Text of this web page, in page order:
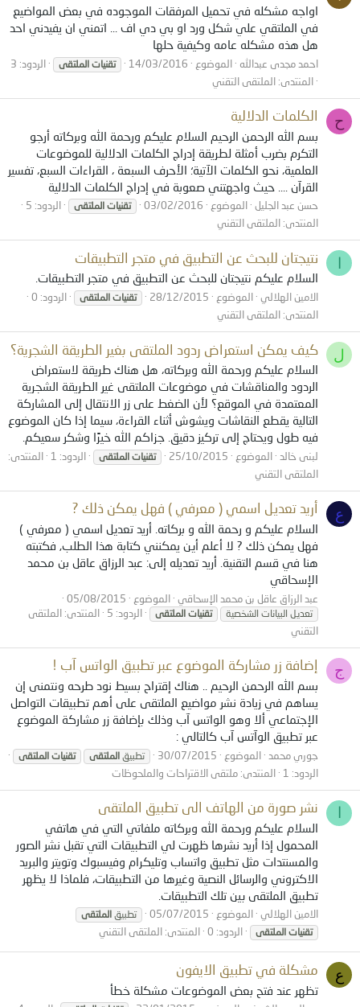
اواجه مشكله في تحميل المرفقات الموجوده في بعض المواضيع
في الملتقي علي شكل ورد او بي دي اف ... اتمني ان يفيدني احد
هل هذه مشكله عامه وكيفية حلها
احمد مجدى عبدالله الموضوع 14/03/2016 تقنيات الملتقى
الردود: 3
المنتدى: الملتقى التقني
ح الكلمات الدلالية
بسم الله الرحمن الرحيم السلام عليكم ورحمة الله وبركاته أرجو
التكرم بضرب أمثلة لطريقة إدراج الكلمات الدلالية للموضوعات
العلمية، نحو الكلمات الآتية؛ الأحرف السبعة ، القراءات السبع، تفسير
القرآن .... حيث واجهتني صعوبة في إدراج الكلمات الدلالية
حسن عبد الجليل الموضوع 03/02/2016 تقنيات الملتقى
الردود: 5
المنتدى: الملتقى التقني
نتيجتان للبحث عن التطبيق في متجر التطبيقات
السلام عليكم نتيجتان للبحث عن التطبيق في متجر التطبيقات.
الامين الهلالي الموضوع 28/12/2015 تقنيات الملتقى
الردود: 0
المنتدى: الملتقى التقني
ل كيف يمكن استعراض ردود الملتقى بغير الطريقة الشجرية؟
السلام عليكم ورحمة الله وبركاته، هل هناك طريقة لاستعراض
الردود والمناقشات في موضوعات الملتقى غير الطريقة الشجرية
المعتمدة في الموقع؟ لأن الضغط على زر الانتقال إلى المشاركة
التالية يقطع النقاشات ويشوش أثناء القراءة، سيما إذا كان الموضوع
فيه طول ويحتاج إلى تركيز دقيق. جزاكم الله خيرًا وشكر سعيكم.
لبنى خالد الموضوع 25/10/2015 تقنيات الملتقى الردود: 1
المنتدى:
الملتقى التقني
ع أريد تعديل اسمي ( معرفي ) فهل يمكن ذلك ?
السلام عليكم و رحمة الله و بركاته. أريد تعديل اسمي ( معرفي )
فهل يمكن ذلك ? لا أعلم أين يمكنني كتابة هذا الطلب, فكتبته
هنا في قسم التقنية. أريد تعديله إلى: عبد الرزاق عاقل بن محمد
الإسحاقي
عبد الرزاق عاقل بن محمد الإسحاقي الموضوع 05/08/2015
تعديل البيانات الشخصية تقنيات الملتقى الردود: 5 المنتدى: الملتقى
التقني
ج إضافة زر مشاركة الموضوع عبر تطبيق الواتس آب !
بسم الله الرحمن الرحيم .. هناك إقتراح بسيط نود طرحه ونتمنى إن
يساهم في زيادة نشر مواضيع الملتقى على أهم تطبيقات التواصل
الإجتماعي ألا وهو الواتس آب وذلك بإضافة زر مشاركة الموضوع
عبر تطبيق الوآتس آب كالتالي :
جوري محمد الموضوع 30/07/2015 تطبيق الملتقى تقنيات الملتقى
الردود: 1 المنتدى: ملتقى الاقتراحات والملحوظات
نشر صورة من الهاتف الى تطبيق الملتقى
السلام عليكم ورحمة الله وبركاته ملفاتي التي في هاتفي
المحمول إذا أريد نشرها ظهرت لي التطبيقات التي تقبل نشر الصور
والمسنتدات مثل تطبيق واتساب وتليكرام وفيسبوك وتويتر والبريد
الاكتروني والرسائل النصية وغيرها من التطبيقات، فلماذا لا يظهر
تطبيق الملتقى بين تلك التطبيقات.
الامين الهلالي الموضوع 05/07/2015 تطبيق الملتقى
تقنيات الملتقى الردود: 0 المنتدى: الملتقى التقني
ع مشكلة في تطبيق الايفون
تظهر عند فتح بعض الموضوعات مشكلة خطأ